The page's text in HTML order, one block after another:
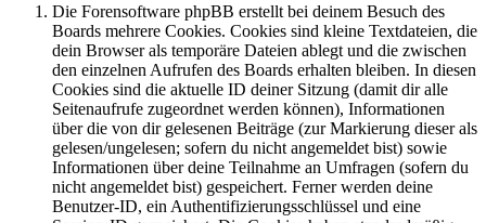
Die Forensoftware phpBB erstellt bei deinem Besuch des
Boards mehrere Cookies. Cookies sind kleine Textdateien, die
dein Browser als temporäre Dateien ablegt und die zwischen
den einzelnen Aufrufen des Boards erhalten bleiben. In diesen
Cookies sind die aktuelle ID deiner Sitzung (damit dir alle
Seitenaufrufe zugeordnet werden können), Informationen
über die von dir gelesenen Beiträge (zur Markierung dieser als
gelesen/ungelesen; sofern du nicht angemeldet bist) sowie
Informationen über deine Teilnahme an Umfragen (sofern du
nicht angemeldet bist) gespeichert. Ferner werden deine
Benutzer-ID, ein Authentifizierungsschlüssel und eine